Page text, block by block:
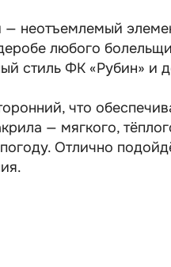
неотъемлемый
любого
стиль ФК «Рубин» и
что
— мягкого,
Отлично